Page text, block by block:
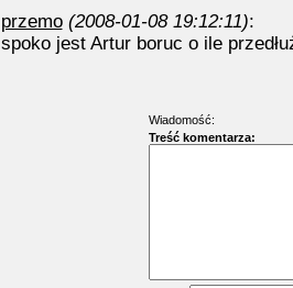
przemo (2008-01-08 19:12:11):
spoko jest Artur boruc o ile
Wiadomość:
Treść komentarza: